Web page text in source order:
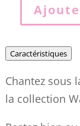
quantité
Veste
Caractéristiques
Chantez sous
la collection